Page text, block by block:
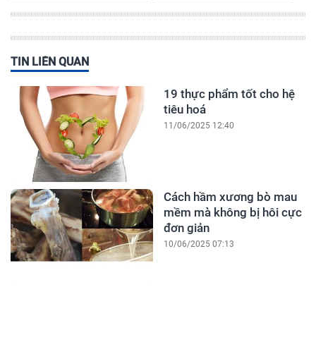
TIN LIÊN QUAN
19 thực phẩm tốt cho hệ
tiêu hoá
11/06/2025 12:40
Cách hầm xương bò mau
mềm mà không bị hôi cực
đơn giản
10/06/2025 07:13